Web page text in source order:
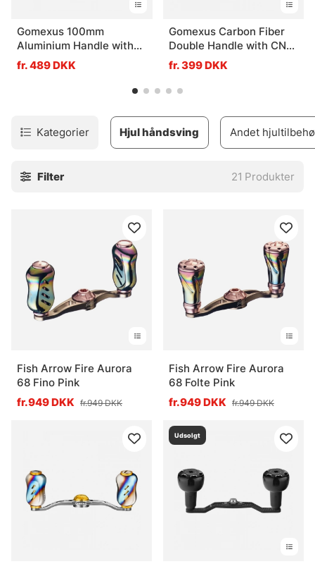
Gomexus 100mm
Aluminium Handle with
27mm Cork Knob
fr. 489 DKK
Gomexus Carbon Fiber
Double Handle with CNC
Knob
fr. 399 DKK
Kategorier Andet
Hjul håndsving
Filter 21 Produkter
Fish Arrow Fire Aurora
68 Fino Pink
fr.949 DKK fr.949 DKK
Fish Arrow Fire Aurora
68 Folte Pink
fr.949 DKK fr.949 DKK
Udsolgt